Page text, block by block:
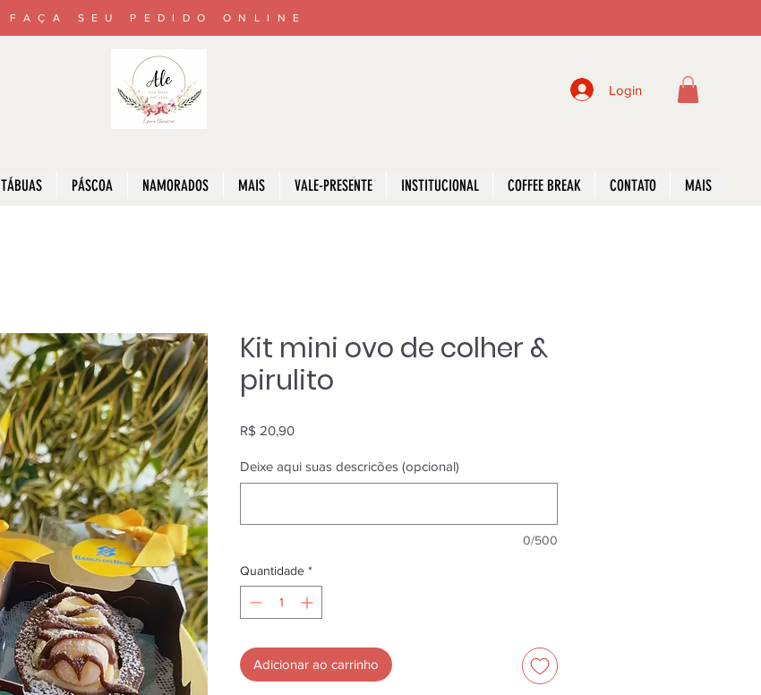
FAÇA SEU PEDIDO ONLINE
Login
TÁBUAS PÁSCOA NAMORADOS MAIS VALE-PRESENTE INSTITUCIONAL COFFEE BREAK CONTATO MAIS
Kit mini ovo de colher &
pirulito
R$ 20,90Preço
Deixe aqui suas descricões (opcional)
0/500
Quantidade *
Adicionar ao carrinho